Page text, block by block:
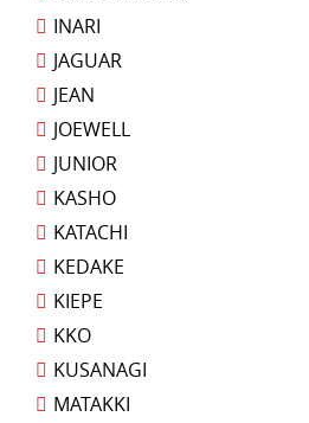
INARI
JAGUAR
JEAN
JOEWELL
JUNIOR
KASHO
KATACHI
KEDAKE
KIEPE
KKO
KUSANAGI
MATAKKI